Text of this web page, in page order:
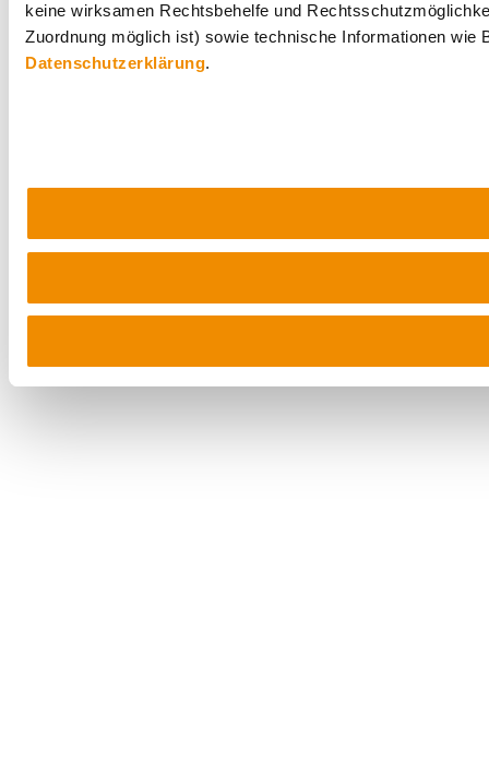
keine wirksamen Rechtsbehelfe und
Zuordnung möglich ist) sowie technische Informationen
Datenschutzerklärung.